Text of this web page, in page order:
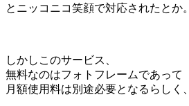
とニッコニコ笑顔で対応されたとか。
しかしこのサービス、
無料なのはフォトフレームであって
月額使用料は別途必要となるらしく、